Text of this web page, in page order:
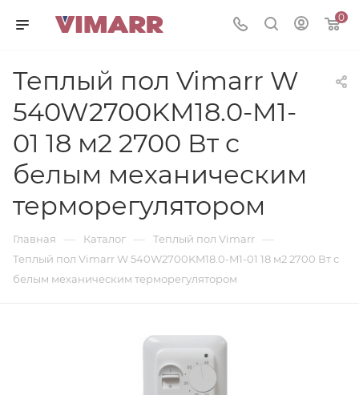
0
Теплый пол Vimarr W
540W2700KM18.0-M1-
01 18 м2 2700 Вт с
белым механическим
терморегулятором
Главная — Каталог — Теплый пол Vimarr —
Теплый пол Vimarr W 540W2700KM18.0-M1-01 18 м2 2700 Вт с
белым механическим терморегулятором